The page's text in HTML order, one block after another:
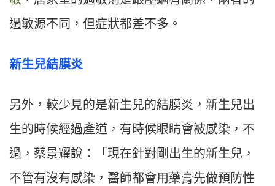
過敏源不同，但症狀都差不多。
新生兒結膜炎
另外，較少見的是新生兒的結膜炎，新生兒出
生的時候經過產道，有時候眼睛會被感染，不
過，蔡景耀說：「現在針對剛出生的新生兒，
不管有沒有感染，醫師都會用藥膏先做預防性